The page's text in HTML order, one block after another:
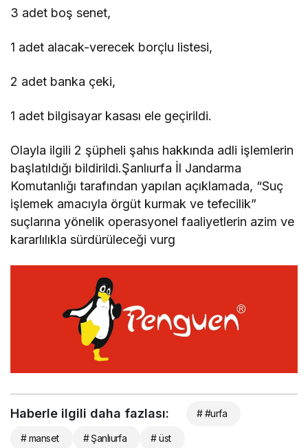
3 adet boş senet,
1 adet alacak-verecek borçlu listesi,
2 adet banka çeki,
1 adet bilgisayar kasası ele geçirildi.
Olayla ilgili 2 şüpheli şahıs hakkında adli işlemlerin
başlatıldığı bildirildi.Şanlıurfa İl Jandarma
Komutanlığı tarafından yapılan açıklamada, “Suç
işlemek amacıyla örgüt kurmak ve tefecilik”
suçlarına yönelik operasyonel faaliyetlerin azim ve
kararlılıkla sürdürüleceği vurg
Haberle ilgili daha fazlası: # #urfa
# manset # Şanlıurfa # üst